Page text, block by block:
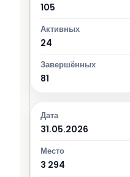
105
24
81
31.05.2026
3 294